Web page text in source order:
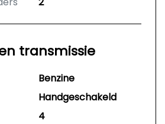
transmissie
Benzine
Handgeschakeld
4